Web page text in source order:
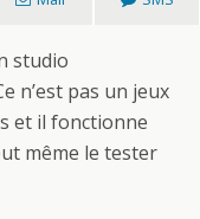
studio
n’est pas un jeux
et il fonctionne
même le tester